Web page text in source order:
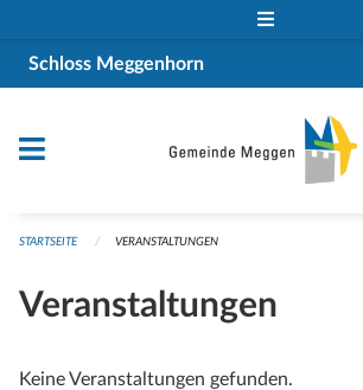
Schloss Meggenhorn
STARTSEITE VERANSTALTUNGEN
Veranstaltungen
Keine Veranstaltungen gefunden.